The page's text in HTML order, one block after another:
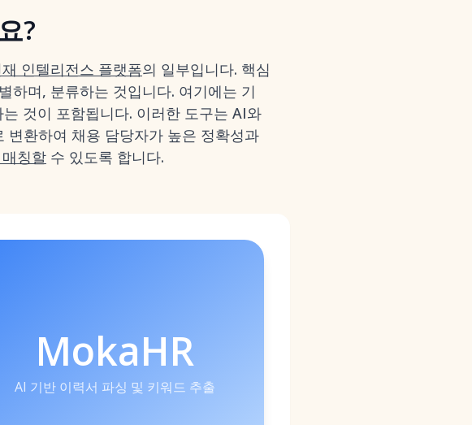
?
인텔리전스 플랫폼의 일부입니다. 핵심
하며, 분류하는 것입니다. 여기에는 기
것이 포함됩니다. 이러한 도구는 AI와
환하여 채용 담당자가 높은 정확성과
칭할 수 있도록 합니다.
MokaHR
AI 기반 이력서 파싱 및 키워드 추출